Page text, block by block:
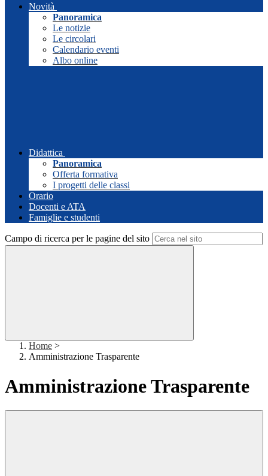
Novità
Panoramica
Le notizie
Le circolari
Calendario eventi
Albo online
Didattica
Panoramica
Offerta formativa
I progetti delle classi
Orario
Docenti e ATA
Famiglie e studenti
Campo di ricerca per le pagine del sito
Home >
Amministrazione Trasparente
Amministrazione Trasparente